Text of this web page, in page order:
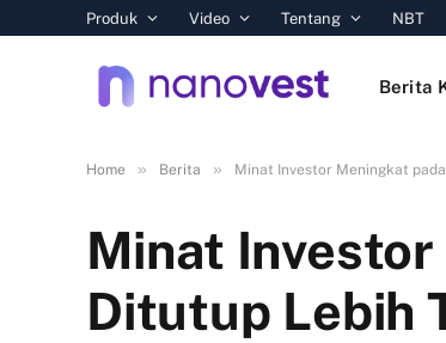
Produk Video Tentang NBT
Berita
Home » Berita » Minat Investor Meningkat
Minat
Ditutup Lebih